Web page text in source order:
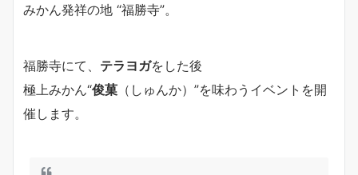
みかん発祥の地 “福勝寺”。
福勝寺にて、 テラヨガをした後
極上みかん“俊菓 （しゅんか）”を味わうイベントを開
催します。